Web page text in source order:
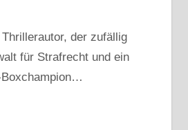
der zufällig
für Strafrecht und ein